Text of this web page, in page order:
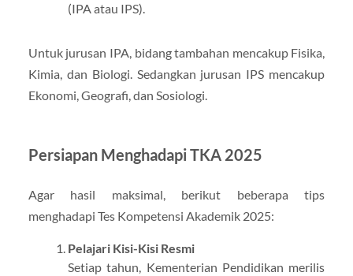
(IPA atau IPS).
Untuk jurusan IPA, bidang tambahan mencakup Fisika,
Kimia, dan Biologi. Sedangkan jurusan IPS mencakup
Ekonomi, Geografi, dan Sosiologi.
Persiapan Menghadapi TKA 2025
Agar hasil maksimal, berikut beberapa tips
menghadapi Tes Kompetensi Akademik 2025:
Pelajari Kisi-Kisi Resmi
Setiap tahun, Kementerian Pendidikan merilis